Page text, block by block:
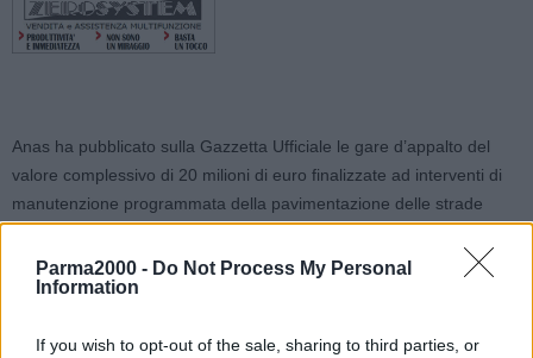
Parma2000 - Do Not Process My Personal
Information
If you wish to opt-out of the sale, sharing to third parties, or
Anas ha pubblicato sulla Gazzetta Ufficiale le gare d’appalto del
valore complessivo di 20 milioni di euro finalizzate ad interventi di
manutenzione programmata della pavimentazione delle strade
Quadro della durata di 4 anni.
composto da 76 bandi, che riguarda l’intero territorio nazionale per